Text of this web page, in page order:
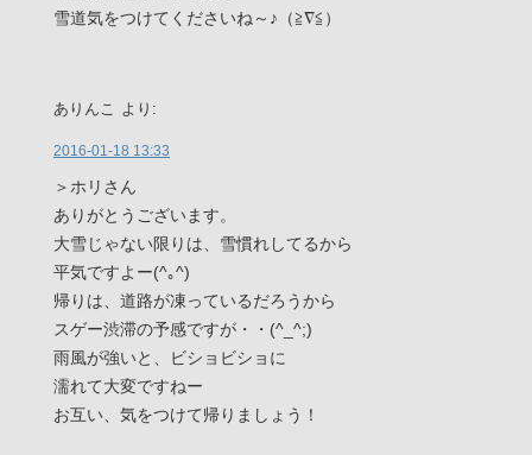
雪道気をつけてくださいね～♪（≧∇≦）
ありんこ より:
2016-01-18 13:33
＞ホリさん
ありがとうございます。
大雪じゃない限りは、雪慣れしてるから
平気ですよー(^｡^)
帰りは、道路が凍っているだろうから
スゲー渋滞の予感ですが・・(^_^;)
雨風が強いと、ビショビショに
濡れて大変ですねー
お互い、気をつけて帰りましょう！